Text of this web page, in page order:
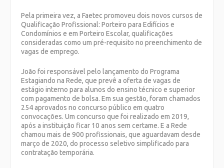
Pela primeira vez, a Faetec promoveu dois novos cursos de
Qualificação Profissional: Porteiro para Edifícios e
Condomínios e em Porteiro Escolar, qualificações
consideradas como um pré-requisito no preenchimento de
vagas de emprego.
João foi responsável pelo lançamento do Programa
Estagiando na Rede, que prevê a oferta de vagas de
estágio interno para alunos do ensino técnico e superior
com pagamento de bolsa. Em sua gestão, foram chamados
254 aprovados no concurso público em quatro
convocações. Um concurso que foi realizado em 2019,
após a instituição ficar 10 anos sem certame. E a Rede
chamou mais de 900 profissionais, que aguardavam desde
março de 2020, do processo seletivo simplificado para
contratação temporária.